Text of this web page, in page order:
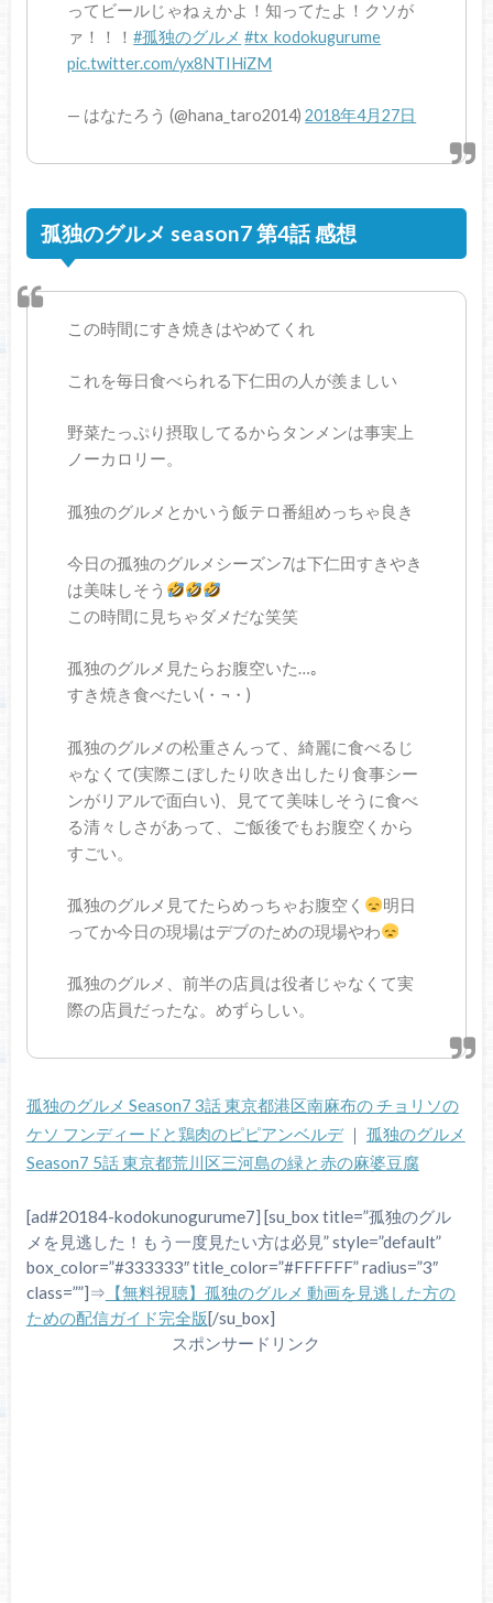
ってビールじゃねぇかよ！知ってたよ！クソが
ァ！！！#孤独のグルメ #tx_kodokugurume
pic.twitter.com/yx8NTIHiZM
— はなたろう (@hana_taro2014)2018年4月27日
孤独のグルメ season7 第4話 感想
この時間にすき焼きはやめてくれ
これを毎日食べられる下仁田の人が羨ましい
野菜たっぷり摂取してるからタンメンは事実上
ノーカロリー。
孤独のグルメとかいう飯テロ番組めっちゃ良き
今日の孤独のグルメシーズン7は下仁田すきやき
は美味しそう
この時間に見ちゃダメだな笑笑
孤独のグルメ見たらお腹空いた…｡
すき焼き食べたい(・¬・)
孤独のグルメの松重さんって、綺麗に食べるじ
ゃなくて(実際こぼしたり吹き出したり食事シー
ンがリアルで面白い)、見てて美味しそうに食べ
る清々しさがあって、ご飯後でもお腹空くから
すごい。
孤独のグルメ見てたらめっちゃお腹空く
明日
ってか今日の現場はデブのための現場やわ
孤独のグルメ、前半の店員は役者じゃなくて実
際の店員だったな。めずらしい。
孤独のグルメ Season7 3話 東京都港区南麻布の チョリソの
ケソ フンディードと鶏肉のピピアンベルデ｜ 孤独のグルメ
Season7 5話 東京都荒川区三河島の緑と赤の麻婆豆腐
[ad#20184-kodokunogurume7] [su_box title=”孤独のグル
メを見逃した！もう一度見たい方は必見” style=”default”
box_color=”#333333″ title_color=”#FFFFFF” radius=”3″
class=””]⇒ 【無料視聴】孤独のグルメ 動画を見逃した方の
ための配信ガイド完全版[/su_box]
スポンサードリンク